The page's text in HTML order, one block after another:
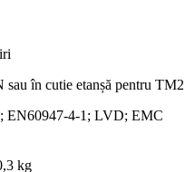
sau în cutie etanșă pentru ТМ2
EN60947-4-1; LVD; EMC
kg